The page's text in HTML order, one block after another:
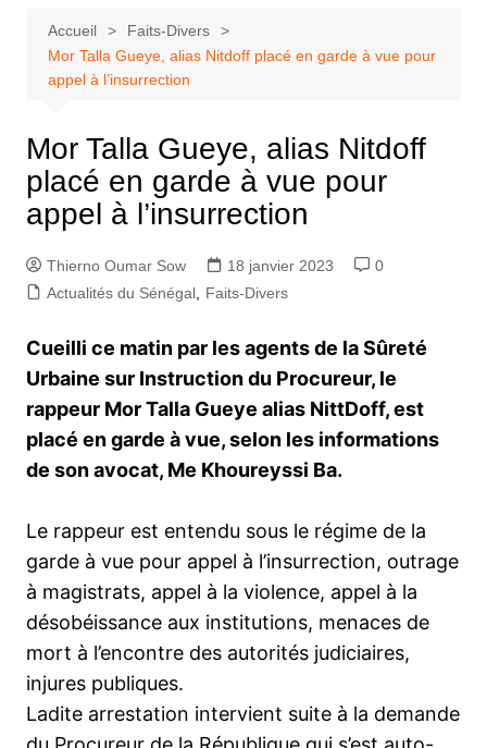
Accueil
Faits-Divers
Mor Talla Gueye, alias Nitdoff placé en garde à vue pour
appel à l’insurrection
Mor Talla Gueye, alias Nitdoff
placé en garde à vue pour
appel à l’insurrection
Thierno Oumar Sow 18 janvier 2023
0
Actualités du Sénégal, Faits-Divers
Cueilli ce matin par les agents de la Sûreté
Urbaine sur Instruction du Procureur, le
rappeur Mor Talla Gueye alias NittDoff, est
placé en garde à vue, selon les informations
de son avocat, Me Khoureyssi Ba.
Le rappeur est entendu sous le régime de la
garde à vue pour appel à l’insurrection, outrage
à magistrats, appel à la violence, appel à la
désobéissance aux institutions, menaces de
mort à l’encontre des autorités judiciaires,
injures publiques.
Ladite arrestation intervient suite à la demande